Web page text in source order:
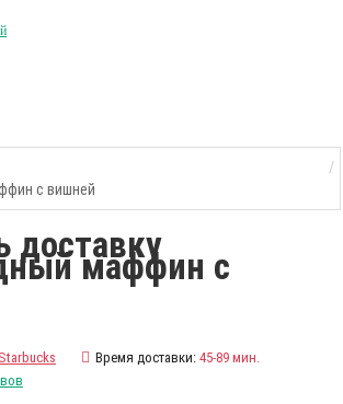
с вишней
доставку
маффин с
Время доставки: 45-89 мин.